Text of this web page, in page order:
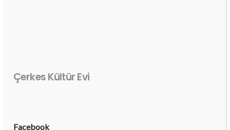
Çerkes Kültür Evi
Facebook